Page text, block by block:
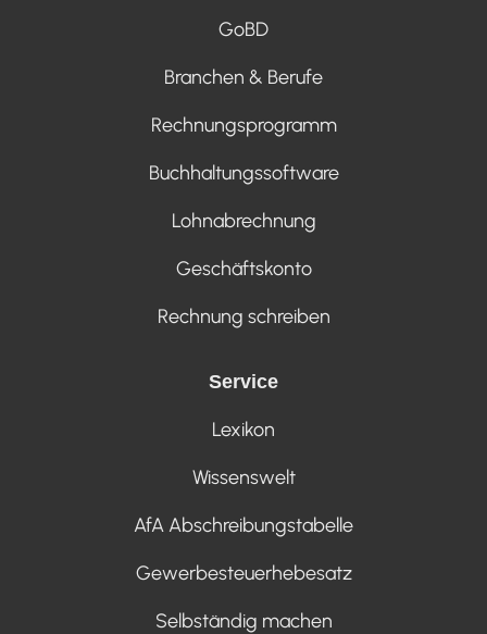
GoBD
Branchen & Berufe
Rechnungsprogramm
Buchhaltungssoftware
Lohnabrechnung
Geschäftskonto
Rechnung schreiben
Service
Lexikon
Wissenswelt
AfA Abschreibungstabelle
Gewerbesteuerhebesatz
Selbständig machen